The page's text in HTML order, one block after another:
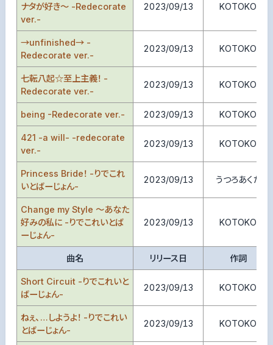
ナタが好き～ -Redecorate
ver.-
2023/09/13 KOTOKO
→unfinished→ -
Redecorate ver.-
2023/09/13 KOTOKO
七転八起☆至上主義！ -
Redecorate ver.-
2023/09/13 KOTOKO
being -Redecorate ver.- 2023/09/13 KOTOKO
421 -a will- -redecorate
ver.-
2023/09/13 KOTOKO
Princess Bride！ -りでこれ
いとばーじょん-
2023/09/13 うつろあくた
Change my Style ～あなた
好みの私に -りでこれいとば
ーじょん-
2023/09/13 KOTOKO
曲名 リリース日 作詞
Short Circuit -りでこれいと
ばーじょん-
2023/09/13 KOTOKO
ねぇ、…しようよ！ -りでこれい
とばーじょん-
2023/09/13 KOTOKO